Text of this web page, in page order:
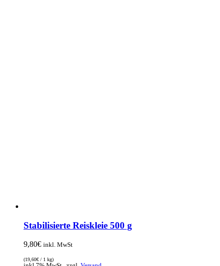
Stabilisierte Reiskleie 500 g
9,80€ inkl. MwSt
(19,60€ / 1 kg)